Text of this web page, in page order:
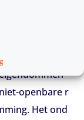
vaak met
vorm
openbare r
Het ond